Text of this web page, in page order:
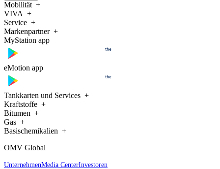
Mobilität
VIVA
Service
Markenpartner
MyStation app
eMotion app
Tankkarten und Services
Kraftstoffe
Bitumen
Gas
Basischemikalien
OMV Global
UnternehmenMedia CenterInvestoren